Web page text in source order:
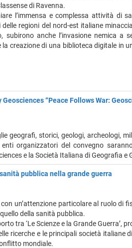
di Ravenna.
l’immensa e complessa attività di
regioni del nord-est italiane
subirono anche l’invasione nemica a
creazione di una biblioteca digitale in
“Peace Follows War:
geografi, storici, geologi, archeologi,
organizzatori del convegno
e la Società Italiana di Geografia e
pubblica nella grande guerra
un’attenzione particolare al ruolo di
della sanità pubblica.
tra ‘Le Scienze e la Grande Guerra’,
ricerche e le principali società italiane
mondiale.